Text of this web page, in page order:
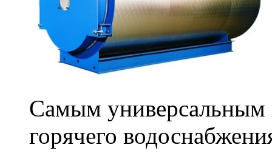
Самым универсальным
горячего